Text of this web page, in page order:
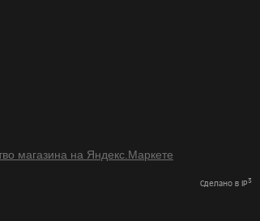
Сделано в IP3